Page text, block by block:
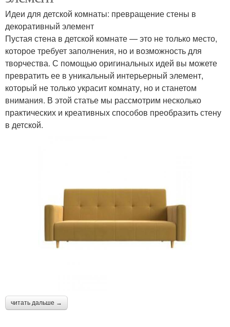
Идеи для детской комнаты: превращение стены в
декоративный элемент
Пустая стена в детской комнате — это не только место,
которое требует заполнения, но и возможность для
творчества. С помощью оригинальных идей вы можете
превратить ее в уникальный интерьерный элемент,
который не только украсит комнату, но и станетом
внимания. В этой статье мы рассмотрим несколько
практических и креативных способов преобразить стену
в детской.
читать дальше →